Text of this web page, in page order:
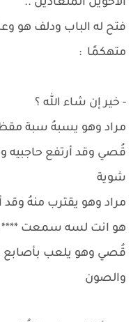
الأخوين المتعادين ..
فتح له الباب ودلف هو
متهكمًا :
- خير إن شاء الله ؟
مراد وهو يسبهُ سبة
قُصي وقد أرتفع حاجبيه
شوية
مراد وهو يقترب منهُ وقد
هو انت لسه سمعت ****
قُصي وهو يلعب بأصابع
والصون